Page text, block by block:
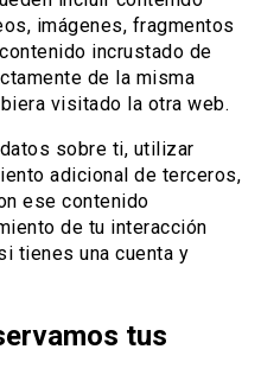
imágenes, fragmentos
incrustado de
de la misma
visitado la otra web.
sobre ti, utilizar
adicional de terceros,
ese contenido
de tu interacción
tienes una cuenta y
tus